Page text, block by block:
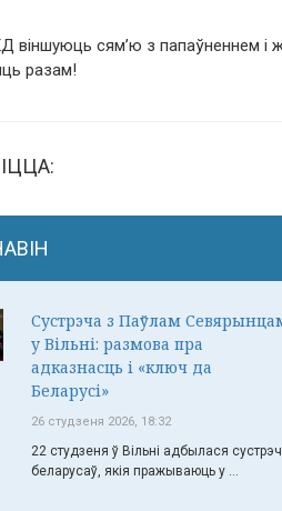
віншуюць сям’ю з папаўненнем і
разам!
Сустрэча з Паўлам
у Вільні: размова пра
адказнасць і «ключ да
Беларусі»
26 студзеня 2026, 18:32
22 студзеня ў Вільні адбылася
беларусаў, якія пражываюць у ...